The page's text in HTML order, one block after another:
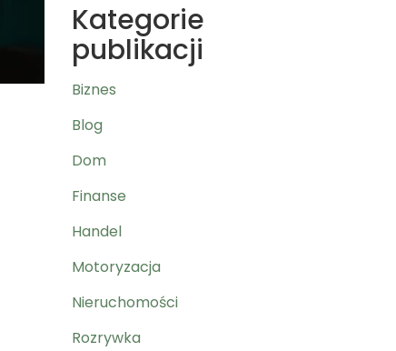
Kategorie
publikacji
Biznes
Blog
Dom
Finanse
Handel
Motoryzacja
Nieruchomości
Rozrywka